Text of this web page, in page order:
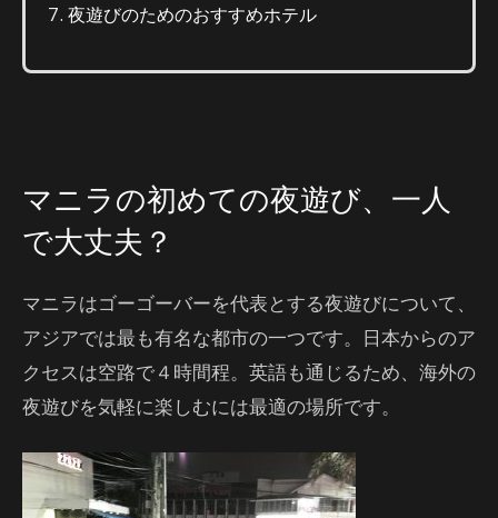
夜遊びのためのおすすめホテル
マニラの初めての夜遊び、一人
で大丈夫？
マニラはゴーゴーバーを代表とする夜遊びについて、
アジアでは最も有名な都市の一つです。日本からのア
クセスは空路で４時間程。英語も通じるため、海外の
夜遊びを気軽に楽しむには最適の場所です。